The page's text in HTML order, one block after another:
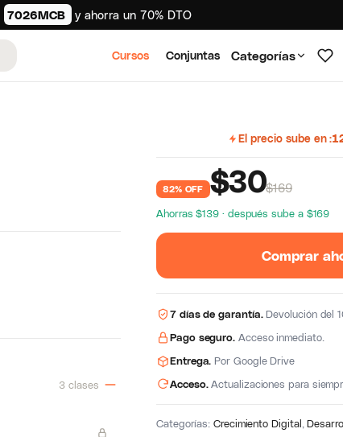
7026MCB y ahorra un 70% DTO
Cursos Conjuntas Categorías
3 clases
El precio sube en
82% OFF $30$169
Ahorras $139 · después sube a $169
Comprar
7 días de garantía.Devolución del
Pago seguro. Acceso inmediato.
Entrega. Por Google Drive
Acceso.Actualizaciones para
Categorías:Crecimiento Digital ,